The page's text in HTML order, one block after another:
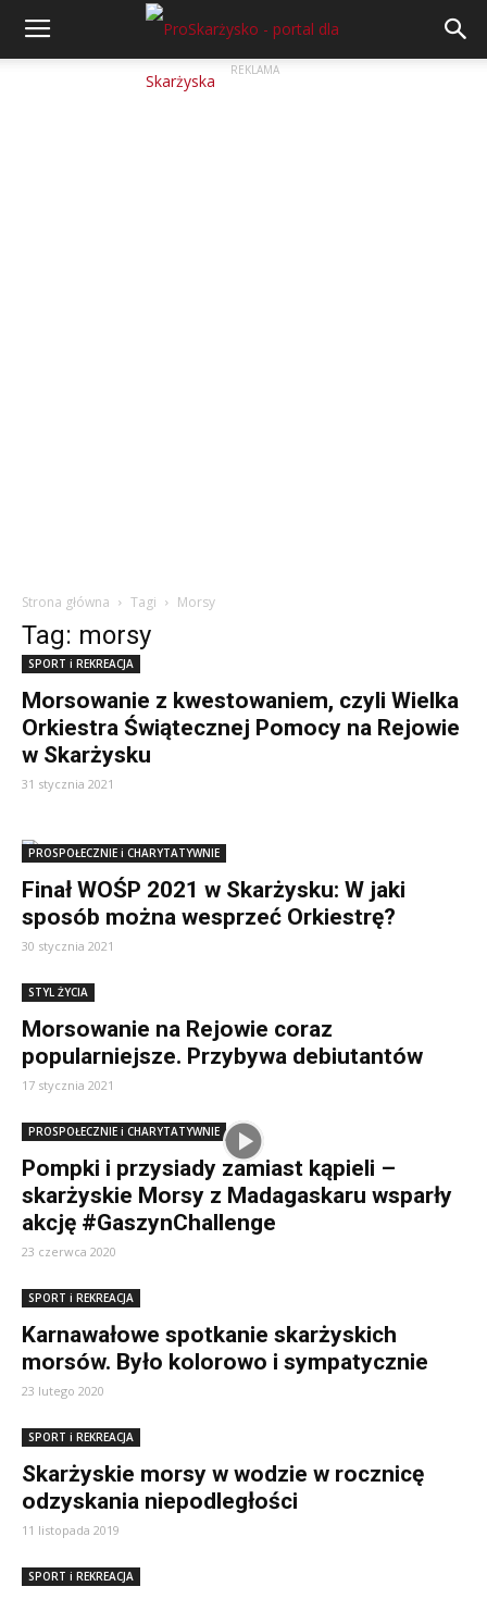
REKLAMA
Strona główna Tagi Morsy
Tag: morsy
SPORT i REKREACJA
Morsowanie z kwestowaniem, czyli Wielka
Orkiestra Świątecznej Pomocy na Rejowie
w Skarżysku
31 stycznia 2021
PROSPOŁECZNIE i CHARYTATYWNIE
Finał WOŚP 2021 w Skarżysku: W jaki
sposób można wesprzeć Orkiestrę?
30 stycznia 2021
STYL ŻYCIA
Morsowanie na Rejowie coraz
popularniejsze. Przybywa debiutantów
17 stycznia 2021
PROSPOŁECZNIE i CHARYTATYWNIE
Pompki i przysiady zamiast kąpieli –
skarżyskie Morsy z Madagaskaru wsparły
akcję #GaszynChallenge
23 czerwca 2020
SPORT i REKREACJA
Karnawałowe spotkanie skarżyskich
morsów. Było kolorowo i sympatycznie
23 lutego 2020
SPORT i REKREACJA
Skarżyskie morsy w wodzie w rocznicę
odzyskania niepodległości
11 listopada 2019
SPORT i REKREACJA